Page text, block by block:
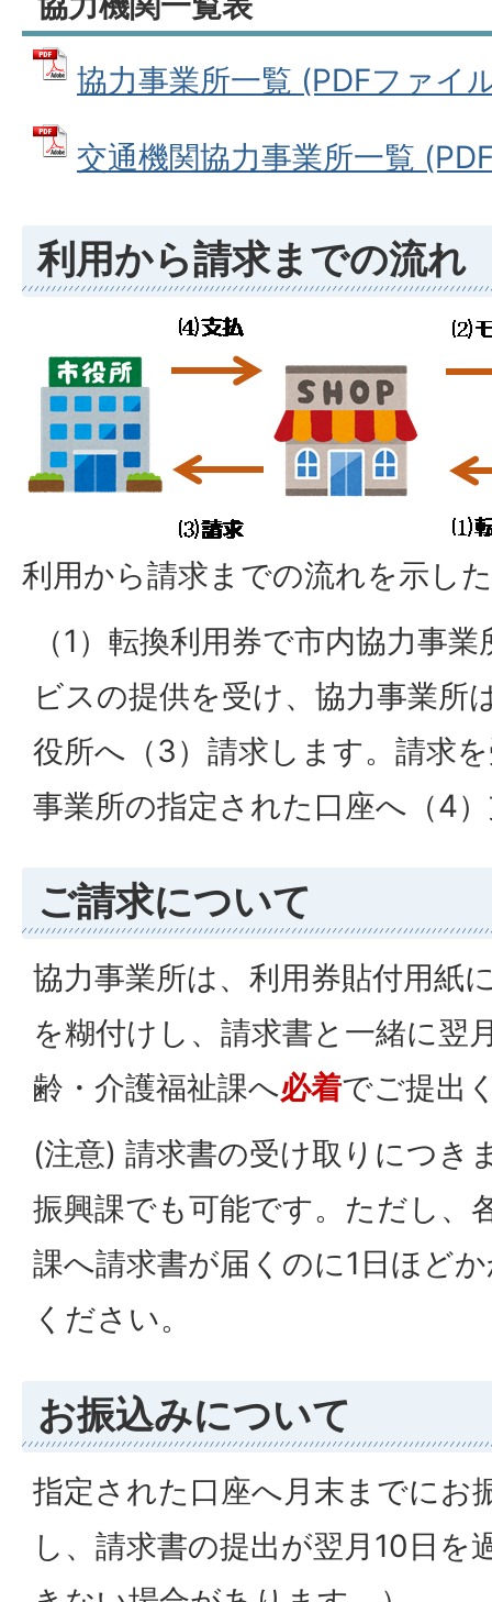
協力事業所一覧 (PDFファイ
交通機関協力事業所一覧
利用から請求までの流れ
利用から請求までの流れを示し
（1）転換利用券で市内協力事
ビスの提供を受け、協力事業所
役所へ（3）請求します。請求
事業所の指定された口座へ（4
ご請求について
協力事業所は、利用券貼付用紙
を糊付けし、請求書と一緒に翌
齢・介護福祉課へ必着でご提出
(注意) 請求書の受け取りにつき
振興課でも可能です。ただし、
課へ請求書が届くのに1日ほど
ください。
お振込みについて
指定された口座へ月末までにお
し、請求書の提出が翌月10日を